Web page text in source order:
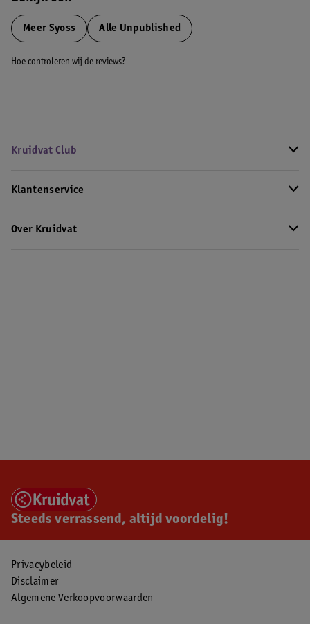
Meer Syoss Alle Unpublished
Hoe controleren wij de reviews?
Kruidvat Club
Klantenservice
Over Kruidvat
Steeds verrassend, altijd voordelig!
Privacybeleid
Disclaimer
Algemene Verkoopvoorwaarden